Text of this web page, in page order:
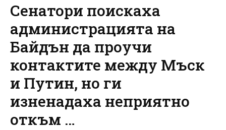
Сенатори поискаха
администрацията на
Байдън да проучи
контактите между Мъск
и Путин, но ги
изненадаха неприятно
откъм …